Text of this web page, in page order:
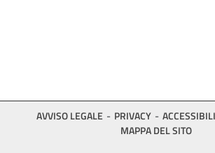
AVVISO LEGALE PRIVACY
MAPPA DEL SITO